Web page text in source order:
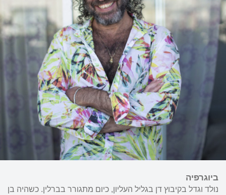
ביוגרפיה
נולד וגדל בקיבוץ דן בגליל העליון, כיום מתגורר בברלין. כשהיה בן